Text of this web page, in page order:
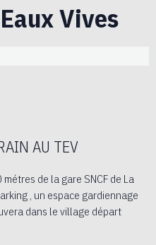
Vives
AU TEV
de la gare SNCF de La
, un espace gardiennage
dans le village départ